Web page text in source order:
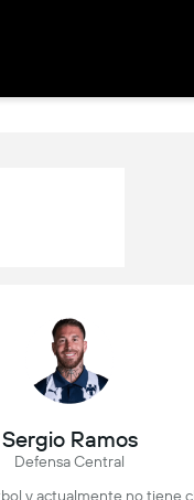
Sergio Ramos
Defensa Central
y actualmente no